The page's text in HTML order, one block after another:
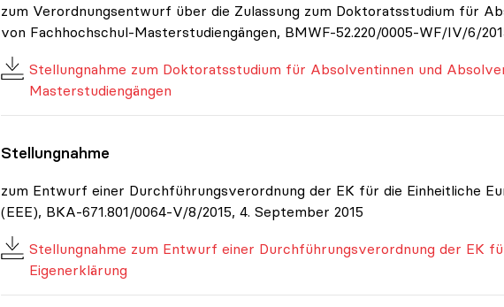
zum Verordnungsentwurf über die Zulassung zum Doktoratsstudium für
von Fachhochschul-Masterstudiengängen, BMWF-52.220/0005-WF/IV/6/
Stellungnahme zum Doktoratsstudium für Absolventinnen und
Masterstudiengängen
Stellungnahme
zum Entwurf einer Durchführungsverordnung der EK für die Einheitliche
(EEE), BKA-671.801/0064-V/8/2015, 4. September 2015
Stellungnahme zum Entwurf einer Durchführungsverordnung der EK
Eigenerklärung